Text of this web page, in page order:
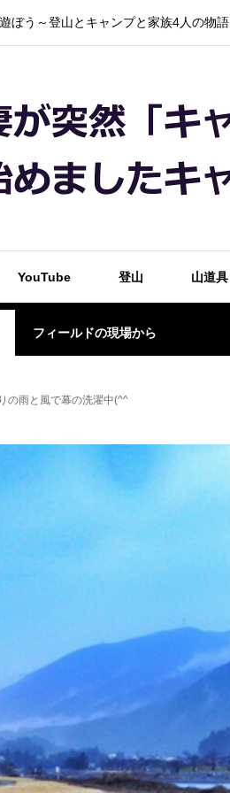
ぼう～登山とキャンプと家族4人の物語
YouTube 登山 山道具
フィールドの現場から
の雨と風で幕の洗濯中(^^ゞ